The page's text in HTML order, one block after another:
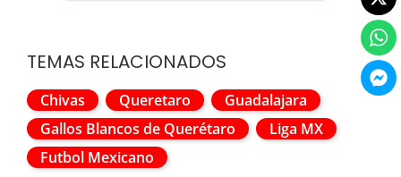
TEMAS RELACIONADOS
Chivas Queretaro
Guadalajara
Gallos Blancos de Querétaro
Liga MX
Futbol Mexicano